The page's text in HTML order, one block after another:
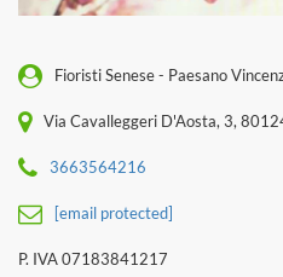
Fioristi Senese - Paesano
Via Cavalleggeri D'Aosta, 3,
3663564216
[email protected]
P. IVA 07183841217